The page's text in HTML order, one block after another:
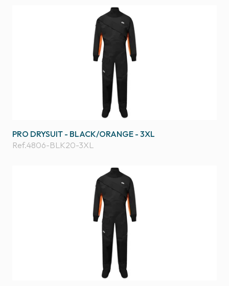
PRO DRYSUIT - BLACK/ORANGE - 3XL
Ref.4806-BLK20-3XL